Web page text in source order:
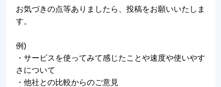
お気づきの点等ありましたら、投稿をお願いいたしま
す。
例)
・サービスを使ってみて感じたことや速度や使いやす
さについて
・他社との比較からのご意見